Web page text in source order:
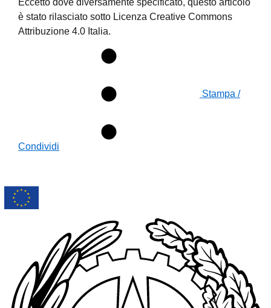
Eccetto dove diversamente specificato, questo articolo
è stato rilasciato sotto Licenza Creative Commons
Attribuzione 4.0 Italia.
Stampa /
Condividi